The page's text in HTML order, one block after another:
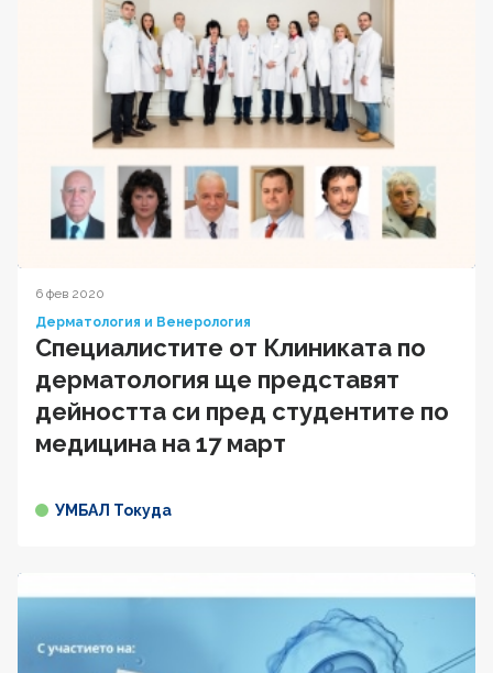
6 фев 2020
Дерматология и Венерология
Специалистите от Клиниката по
дерматология ще представят
дейността си пред студентите по
медицина на 17 март
УМБАЛ Токуда